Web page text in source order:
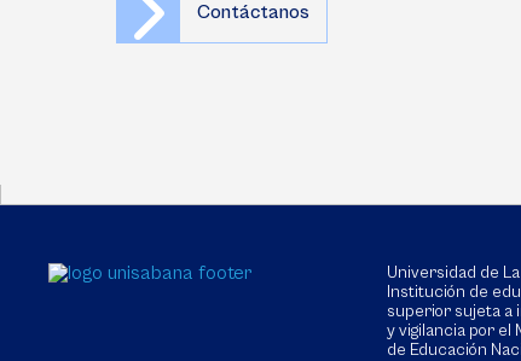
Contáctanos
Universidad de
Institución de
superior sujeta a
y vigilancia por el
de Educación